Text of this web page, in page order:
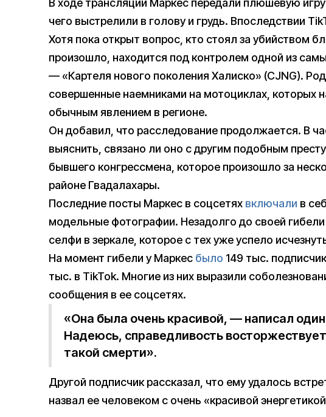
В ходе трансляции Маркес передали плюшевую
чего выстрелили в голову и грудь. Впоследствии
Хотя пока открыт вопрос, кто стоял за убийством
произошло, находится под контролем одной из
— «Картеля нового поколения Халиско» (CJNG).
совершенные наемниками на мотоциклах, которых
обычным явлением в регионе.
Он добавил, что расследование продолжается. В
выяснить, связано ли оно с другим подобным
бывшего конгрессмена, которое произошло за
районе Гвадалахары.
Последние посты Маркес в соцсетях включали в
модельные фотографии. Незадолго до своей
селфи в зеркале, которое с тех уже успело
На момент гибели у Маркес было 149 тыс.
тыс. в TikTok. Многие из них выразили
сообщения в ее соцсетях.
«Она была очень красивой, — написал
Надеюсь, справедливость
такой смерти».
Другой подписчик рассказал, что ему удалось
назвал ее человеком с очень «красивой